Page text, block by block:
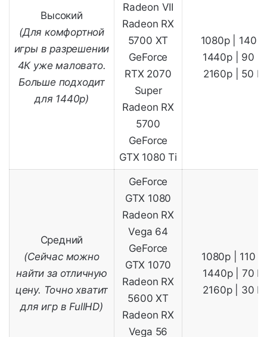
Высокий
(Для комфортной
игры в разрешении
4К уже маловато.
Больше подходит
для 1440p)
Radeon VII
Radeon RX
5700 XT
GeForce
RTX 2070
Super
Radeon RX
5700
GeForce
GTX 1080 Ti
1080p | 140
1440p | 90
2160p | 50
Средний
(Сейчас можно
найти за отличную
цену. Точно хватит
для игр в FullHD)
GeForce
GTX 1080
Radeon RX
Vega 64
GeForce
GTX 1070
Radeon RX
5600 XT
Radeon RX
Vega 56
1080p | 110
1440p | 70
2160p | 30